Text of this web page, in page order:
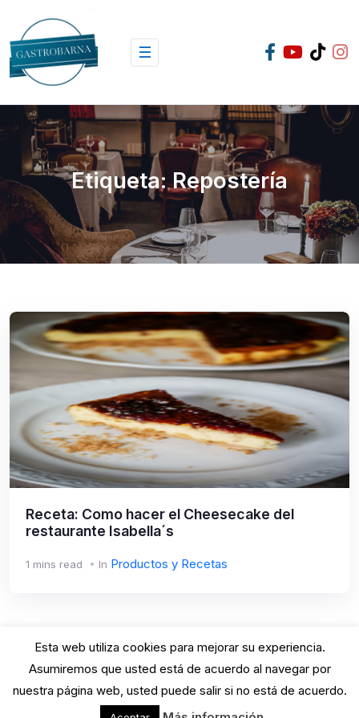
content
Etiqueta:Repostería
Receta: Como hacer el Cheesecake del
restaurante Isabella´s
1 mins read In Productos y Recetas
GastroBarna© · 2025 · All rights reserved.
Esta web utiliza cookies para mejorar su experiencia.
Asumiremos que usted está de acuerdo al navegar por
nuestra página web, usted puede salir si no está de acuerdo.